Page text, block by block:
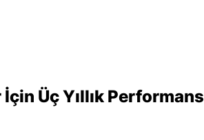
Üç Yıllık Performans